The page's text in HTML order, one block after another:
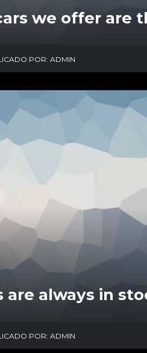
we offer are
POR: ADMIN
are always in
POR: ADMIN